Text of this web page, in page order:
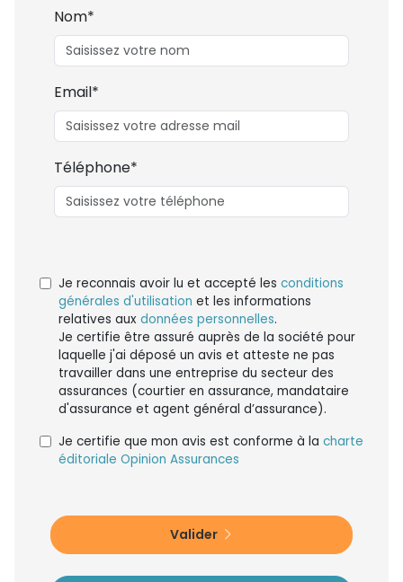
Nom*
Email*
Téléphone*
Je reconnais avoir lu et accepté les conditions
générales d'utilisation et les informations
relatives aux données personnelles.
Je certifie être assuré auprès de la société pour
laquelle j'ai déposé un avis et atteste ne pas
travailler dans une entreprise du secteur des
assurances (courtier en assurance, mandataire
d'assurance et agent général d’assurance).
Je certifie que mon avis est conforme à la charte
éditoriale Opinion Assurances
Valider